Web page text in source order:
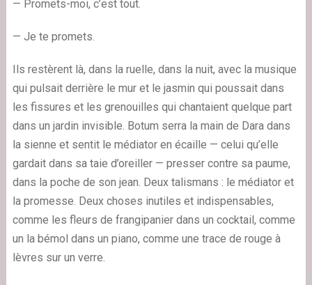
— Promets-moi, c’est tout.
— Je te promets.
Ils restèrent là, dans la ruelle, dans la nuit, avec la musique
qui pulsait derrière le mur et le jasmin qui poussait dans
les fissures et les grenouilles qui chantaient quelque part
dans un jardin invisible. Botum serra la main de Dara dans
la sienne et sentit le médiator en écaille — celui qu’elle
gardait dans sa taie d’oreiller — presser contre sa paume,
dans la poche de son jean. Deux talismans : le médiator et
la promesse. Deux choses inutiles et indispensables,
comme les fleurs de frangipanier dans un cocktail, comme
un la bémol dans un piano, comme une trace de rouge à
lèvres sur un verre.